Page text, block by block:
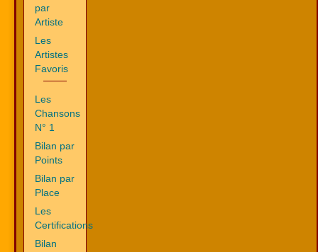
par
Artiste
Les
Artistes
Favoris
Les
Chansons
N° 1
Bilan par
Points
Bilan par
Place
Les
Certifications
Bilan